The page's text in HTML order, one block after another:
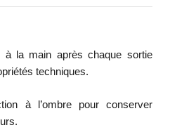
à la main après chaque sortie
techniques.
à l’ombre pour conserver